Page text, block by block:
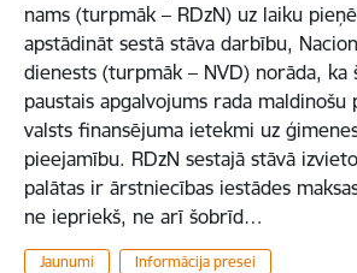
nams (turpmāk – RDzN) uz laiku
apstādināt sestā stāva darbību,
dienests (turpmāk – NVD) norāda, ka
paustais apgalvojums rada
valsts finansējuma ietekmi uz
pieejamību. RDzN sestajā stāvā
palātas ir ārstniecības iestādes
ne iepriekš, ne arī šobrīd…
Jaunumi Informācija presei